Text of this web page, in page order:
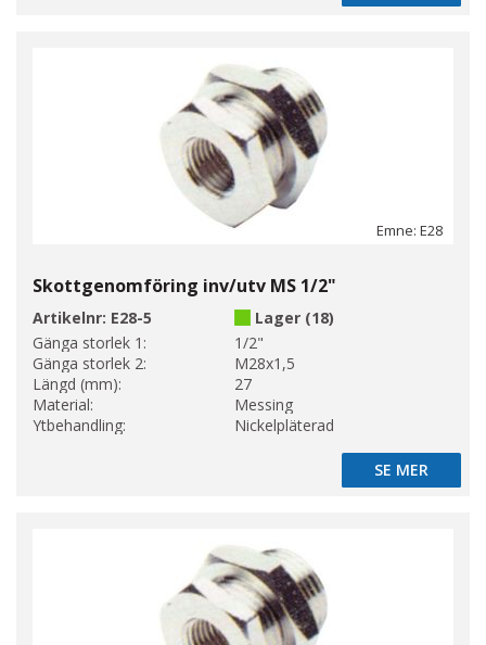
Emne: E28
Skottgenomföring inv/utv MS 1/2"
Artikelnr: E28-5
Lager (18)
Gänga storlek 1:
1/2"
Gänga storlek 2:
M28x1,5
Längd (mm):
27
Material:
Messing
Ytbehandling:
Nickelpläterad
SE MER
SE MER